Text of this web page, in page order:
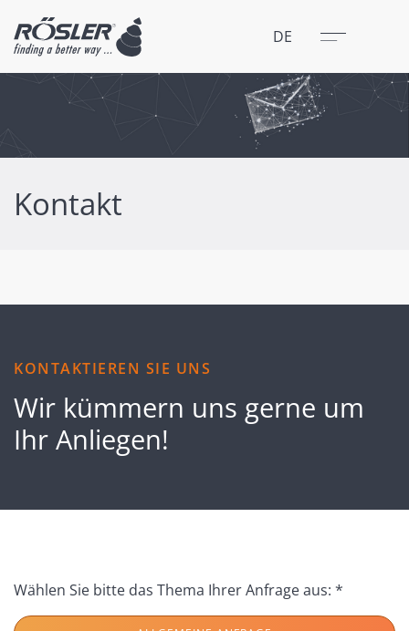
DE Menü
Schließen
Kontakt
KONTAKTIEREN SIE UNS
Wir kümmern uns gerne um
Ihr Anliegen!
Wählen Sie bitte das Thema Ihrer Anfrage aus: *